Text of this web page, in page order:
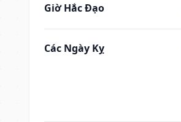
Giờ Hắc Đạo
Các Ngày Kỵ